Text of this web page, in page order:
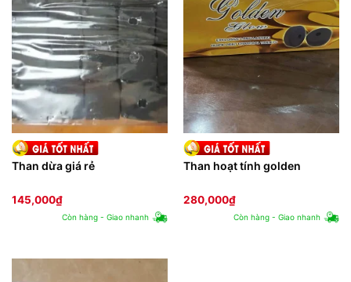
Than dừa giá rẻ
145,000₫
Còn hàng - Giao nhanh
Than hoạt tính golden
280,000₫
Còn hàng - Giao nhanh